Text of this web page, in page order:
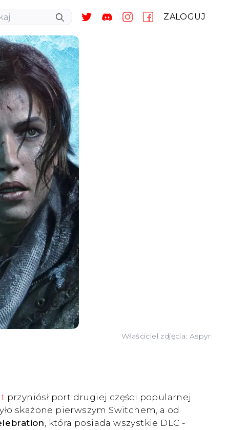
ZALOGUJ
Właściciel zdjęcia: Aspyr
przyniósł port drugiej części popularnej
skażone pierwszym Switchem, a od
, która posiada wszystkie DLC -